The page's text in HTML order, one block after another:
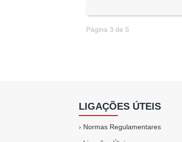
Página 3 de 5
LIGAÇÕES ÚTEIS
› Normas Regulamentares